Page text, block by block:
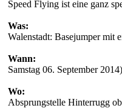
Speed Flying ist eine ganz
Was:
Walenstadt: Basejumper mit
Wann:
Samstag 06. September
Wo:
Absprungstelle Hinterrugg